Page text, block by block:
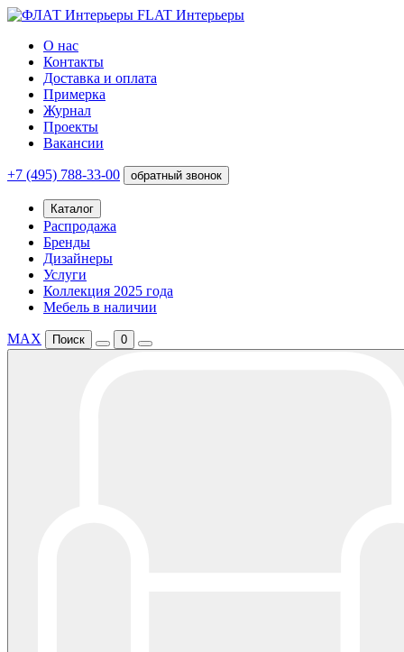
FLAT Интерьеры
О нас
Контакты
Доставка и оплата
Примерка
Журнал
Проекты
Вакансии
+7 (495) 788-33-00 обратный звонок
Каталог
Распродажа
Бренды
Дизайнеры
Услуги
Коллекция 2025 года
Мебель в наличии
MAX Поиск 0